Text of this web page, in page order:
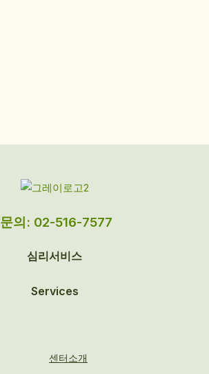
문의: 02-516-7577
심리서비스
Services
센터소개